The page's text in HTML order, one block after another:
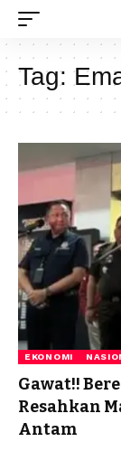
Tag:
EKONOMI
Gawat!!
Resahkan
Antam